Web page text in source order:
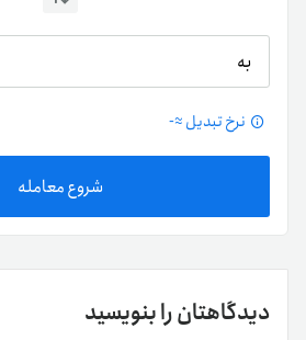
به
نرخ تبدیل ≈-
شروع معامله
دیدگاهتان را بنویسید